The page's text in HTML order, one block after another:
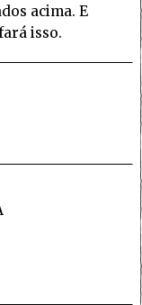
acima. E
isso.